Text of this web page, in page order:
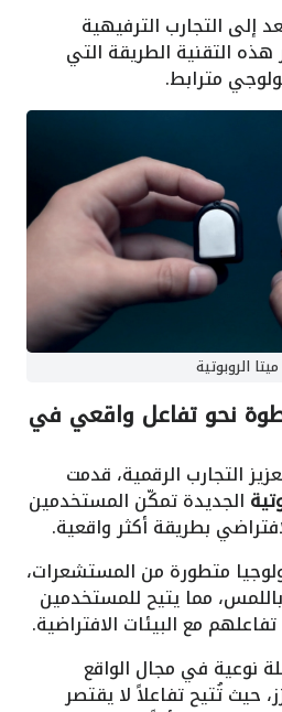
إلى التجارب الترفيهية
التقنية الطريقة التي
مترابط.
الروبوتية
نحو تفاعل واقعي في
التجارب الرقمية، قدمت
الجديدة تمكّن المستخدمين
بطريقة أكثر واقعية.
متطورة من المستشعرات،
مما يتيح للمستخدمين
مع البيئات الافتراضية.
نوعية في مجال الواقع
حيث تُتيح تفاعلاً لا يقتصر